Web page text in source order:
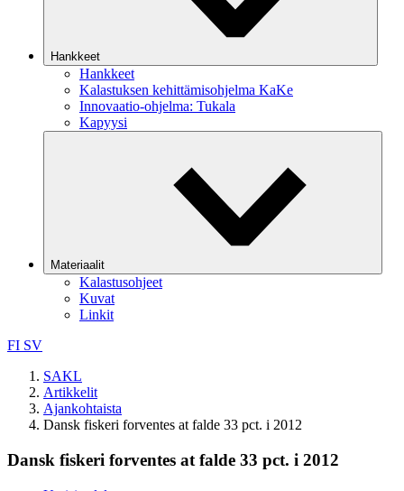
Hankkeet
Hankkeet
Kalastuksen kehittämisohjelma KaKe
Innovaatio-ohjelma: Tukala
Kapyysi
Materiaalit
Kalastusohjeet
Kuvat
Linkit
FI SV
SAKL
Artikkelit
Ajankohtaista
Dansk fiskeri forventes at falde 33 pct. i 2012
Dansk fiskeri forventes at falde 33 pct. i 2012